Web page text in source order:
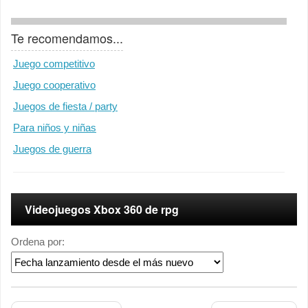
Te recomendamos...
Juego competitivo
Juego cooperativo
Juegos de fiesta / party
Para niños y niñas
Juegos de guerra
Videojuegos Xbox 360 de rpg
Ordena por: